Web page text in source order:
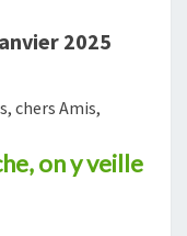
2025
chers Amis,
on y veille